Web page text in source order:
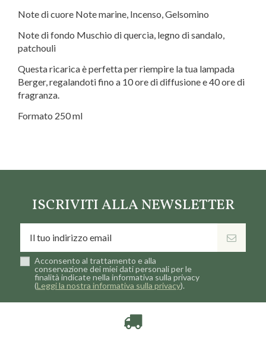
Note di cuore Note marine, Incenso, Gelsomino
Note di fondo Muschio di quercia, legno di sandalo,
patchouli
Questa ricarica è perfetta per riempire la tua lampada
Berger, regalandoti fino a 10 ore di diffusione e 40 ore di
fragranza.
Formato 250 ml
ISCRIVITI ALLA NEWSLETTER
Acconsento al trattamento e alla
conservazione dei miei dati personali per le
finalità indicate nella informativa sulla privacy
(Leggi la nostra informativa sulla privacy).